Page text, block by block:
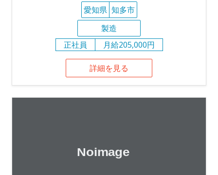
愛知県 知多市
製造
正社員
月給205,000円
詳細を見る